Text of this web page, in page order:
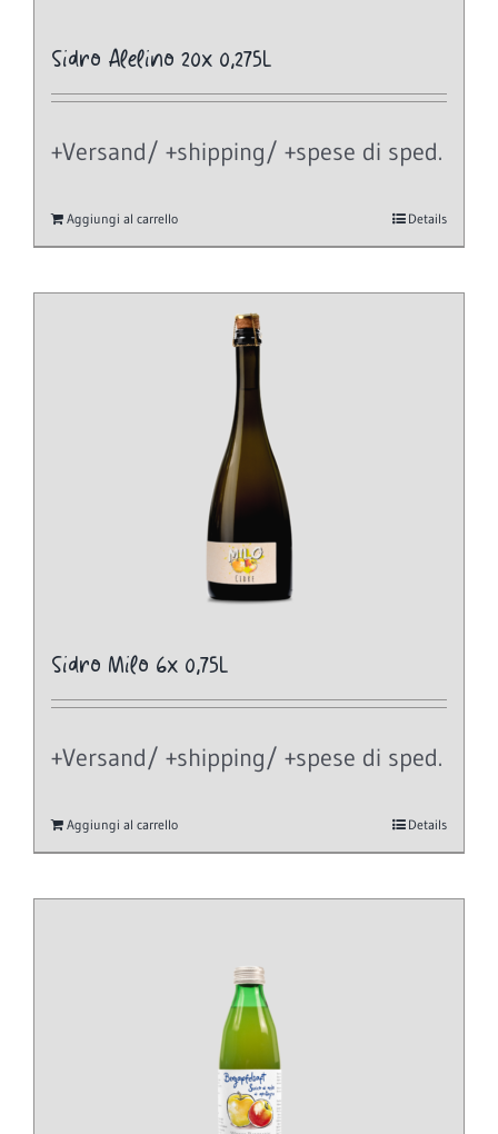
Sidro Alelino 20x 0,275L
+Versand/ +shipping/ +spese di sped.
Aggiungi al carrello Details
Sidro Milo 6x 0,75L
+Versand/ +shipping/ +spese di sped.
Aggiungi al carrello Details